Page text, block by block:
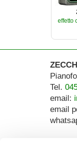
effetto
Tel.
email:
email